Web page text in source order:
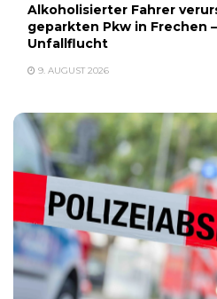
Alkoholisierter Fahrer
geparkten Pkw in Frechen
Unfallflucht
9. AUGUST 2026